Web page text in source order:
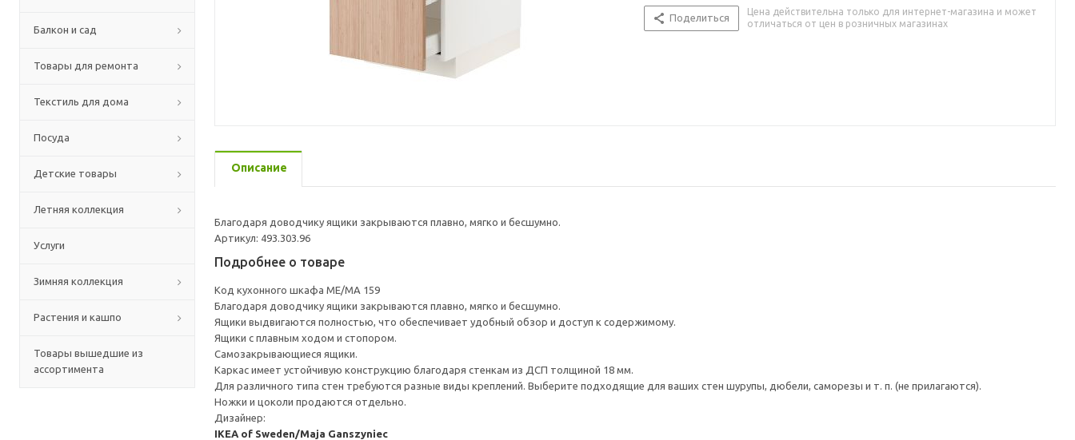
Балкон и сад
Товары для ремонта
Текстиль для дома
Посуда
Детские товары
Летняя коллекция
Услуги
Зимняя коллекция
Растения и кашпо
Товары вышедшие из
ассортимента
Поделиться
Цена действительна только для интернет-магазина и может
отличаться от цен в розничных магазинах
Описание
Благодаря доводчику ящики закрываются плавно, мягко и бесшумно.
Артикул: 493.303.96
Подробнее о товаре
Код кухонного шкафа ME/MA 159
Благодаря доводчику ящики закрываются плавно, мягко и бесшумно.
Ящики выдвигаются полностью, что обеспечивает удобный обзор и доступ к содержимому.
Ящики с плавным ходом и стопором.
Самозакрывающиеся ящики.
Каркас имеет устойчивую конструкцию благодаря стенкам из ДСП толщиной 18 мм.
Для различного типа стен требуются разные виды креплений. Выберите подходящие для ваших стен шурупы, дюбели, саморезы и т. п. (не прилагаются).
Ножки и цоколи продаются отдельно.
Дизайнер:
IKEA of Sweden/Maja Ganszyniec